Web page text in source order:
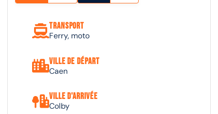
Transport
Ferry, moto
Ville de départ
Caen
Ville d'arrivée
Colby